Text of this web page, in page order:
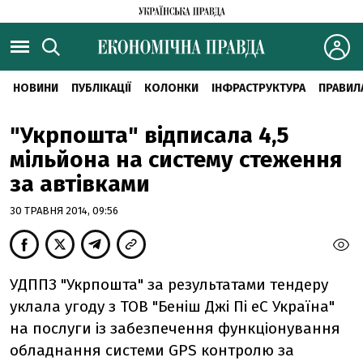
НОВИНИ ПУБЛІКАЦІЇ КОЛОНКИ ІНФРАСТРУКТУРА
"Укрпошта" відписала 4,5
мільйона на систему стеження
за автівками
30 ТРАВНЯ 2014, 09:56
УДППЗ "Укрпошта" за результатами тендеру
уклала угоду з ТОВ "Беніш Джі Пі еС Україна"
на послуги із забезпечення функціонування
обладнання системи GPS контролю за